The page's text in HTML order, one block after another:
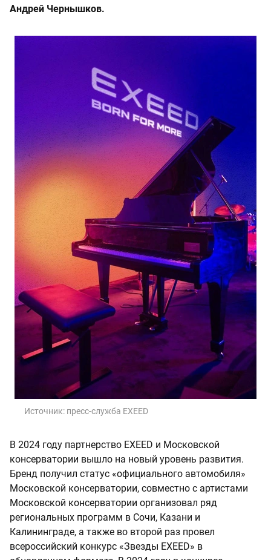
Андрей Чернышков.
Источник: пресс-служба EXEED
В 2024 году партнерство EXEED и Московской
консерватории вышло на новый уровень развития.
Бренд получил статус «официального автомобиля»
Московской консерватории, совместно с артистами
Московской консерватории организовал ряд
региональных программ в Сочи, Казани и
Калининграде, а также во второй раз провел
всероссийский конкурс «Звезды EXEED» в